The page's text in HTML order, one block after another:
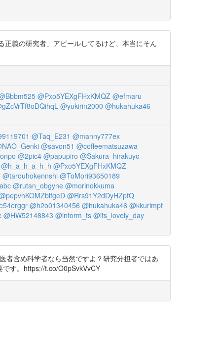
義の研究者」アピールしてるけど、本当にそん
@Pxo5YEXgFHxKMQZ @efmaru
@yukirin2000 @hukahuka46
@Taq_E231 @manny777ex
@savon51 @coffeematsuzawa
@2pic4 @papupiro @Sakura_hirakuyo
@h_a_h_a_h_h @Pxo5YEXgFHxKMQZ
@tarouhokennshi @ToMori93650189
@rutan_obgyne @morinokkuma
@Rrs91Y2dDyHZpfQ
@h2o01340456 @hukahuka46 @kkurimpt
@HW52148843 @inform_ts @its_lovely_day
者含め科学者なら当然ですよ？研究分担者ではあ
す。https://t.co/O0pSvkVvCY